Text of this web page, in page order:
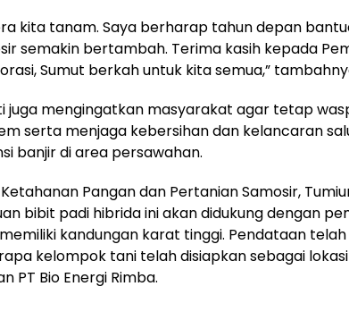
kita tanam. Saya berharap tahun depan
semakin bertambah. Terima kasih kepada
Sumut berkah untuk kita semua,”
juga mengingatkan masyarakat agar tetap
serta menjaga kebersihan dan kelancaran
banjir di area persawahan.
Ketahanan Pangan dan Pertanian Samosir,
bibit padi hibrida ini akan didukung dengan
kandungan karat tinggi. Pendataan telah
kelompok tani telah disiapkan sebagai
PT Bio Energi Rimba.